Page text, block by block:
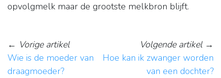
opvolgmelk maar de grootste melkbron blijft.
← Vorige artikel
Wie is de moeder van
draagmoeder?
Volgende artikel→
Hoe kan ik zwanger worden
van een dochter?